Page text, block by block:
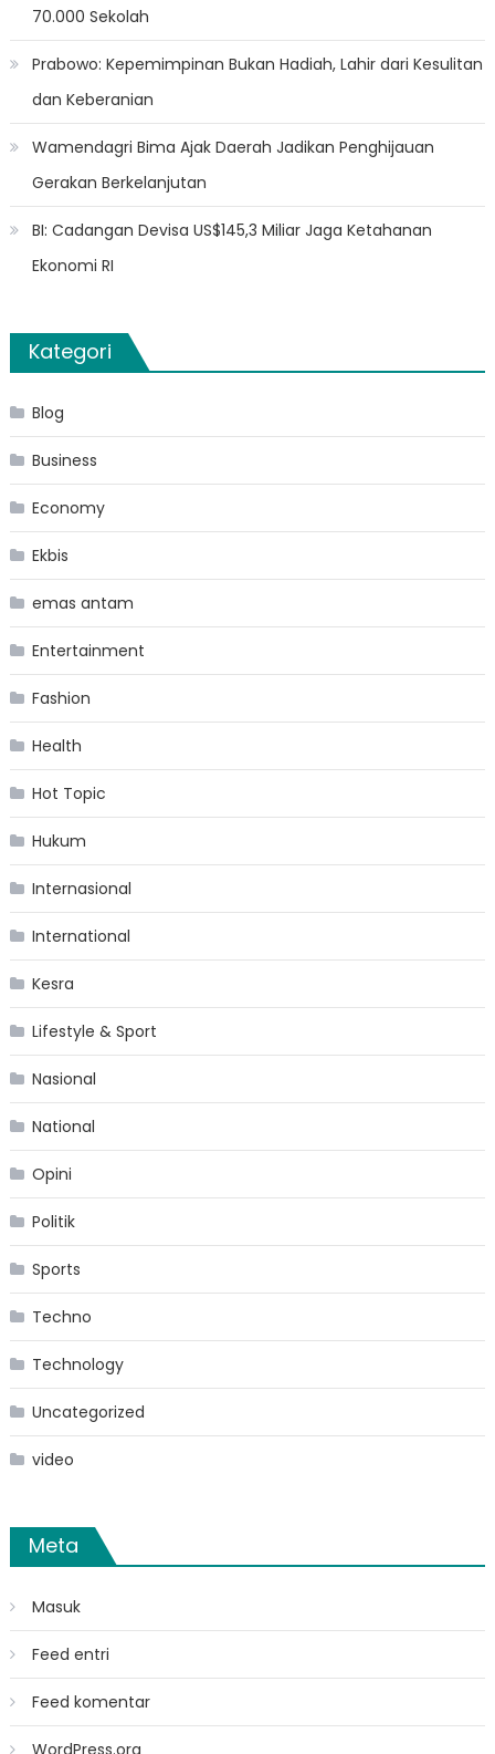
70.000 Sekolah
Prabowo: Kepemimpinan Bukan Hadiah, Lahir dari Kesulitan
dan Keberanian
Wamendagri Bima Ajak Daerah Jadikan Penghijauan
Gerakan Berkelanjutan
BI: Cadangan Devisa US$145,3 Miliar Jaga Ketahanan
Ekonomi RI
Kategori
Blog
Business
Economy
Ekbis
emas antam
Entertainment
Fashion
Health
Hot Topic
Hukum
Internasional
International
Kesra
Lifestyle & Sport
Nasional
National
Opini
Politik
Sports
Techno
Technology
Uncategorized
video
Meta
Masuk
Feed entri
Feed komentar